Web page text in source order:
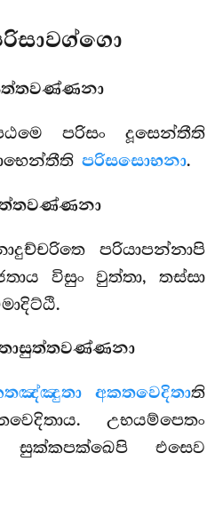
පරිසං දූසෙන්තීති
පරිසසොභනා.
පරියාපන්නාපි
විසුං වුත්තා, තස්සා
අකතවෙදිතාති
උභයම්පෙතං
සුක්කපක්ඛෙපි එසෙව